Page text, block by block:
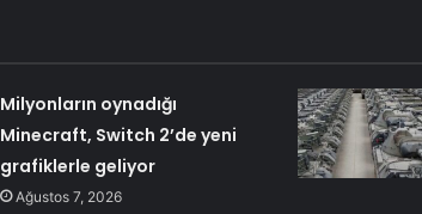
Milyonların oynadığı
Minecraft, Switch 2’de yeni
grafiklerle geliyor
Ağustos 7, 2026